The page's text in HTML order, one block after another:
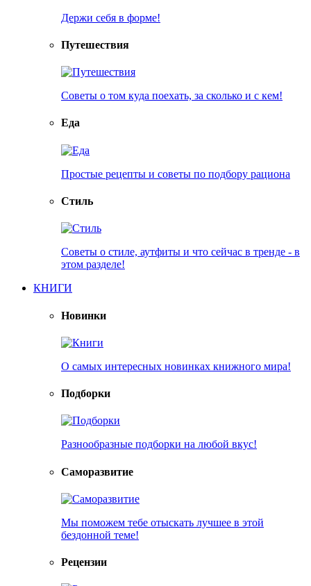
Держи себя в форме!
Путешествия
Советы о том куда поехать, за сколько и с кем!
Еда
Простые рецепты и советы по подбору рациона
Стиль
Советы о стиле, аутфиты и что сейчас в тренде - в
этом разделе!
КНИГИ
Новинки
О самых интересных новинках книжного мира!
Подборки
Разнообразные подборки на любой вкус!
Саморазвитие
Мы поможем тебе отыскать лучшее в этой
бездонной теме!
Рецензии